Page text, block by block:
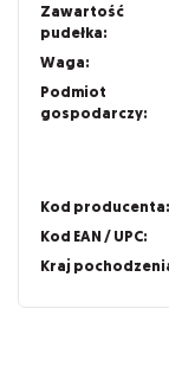
Zawartość
pudełka:
Waga:
Podmiot
gospodarczy:
Kod producenta:
Kod EAN / UPC:
Kraj